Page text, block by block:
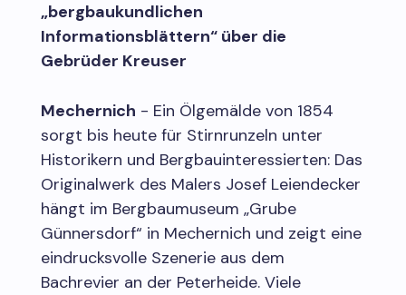
„bergbaukundlichen
Informationsblättern“ über die
Gebrüder Kreuser
Mechernich - Ein Ölgemälde von 1854
sorgt bis heute für Stirnrunzeln unter
Historikern und Bergbauinteressierten: Das
Originalwerk des Malers Josef Leiendecker
hängt im Bergbaumuseum „Grube
Günnersdorf“ in Mechernich und zeigt eine
eindrucksvolle Szenerie aus dem
Bachrevier an der Peterheide. Viele